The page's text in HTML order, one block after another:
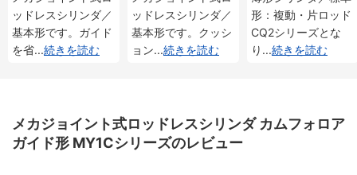
ッドレスシリンダ／
基本形です。ガイド
を省...続きを読む
ッドレスシリンダ／
基本形です。クッシ
ョン...続きを読む
形：複動・片ロッド
CQ2シリーズとな
り ...続きを読む
メカジョイント式ロッドレスシリンダ カムフォロア
ガイド形 MY1Cシリーズのレビュー